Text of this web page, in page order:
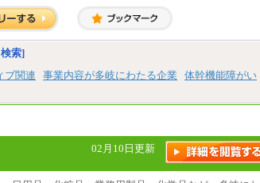
索]
ブ関連 事業内容が多岐にわたる企業
体幹機能障がい
02月10日更新